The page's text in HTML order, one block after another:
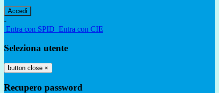
-
Entra con SPID Entra con CIE
Seleziona utente
button close ×
Recupero password